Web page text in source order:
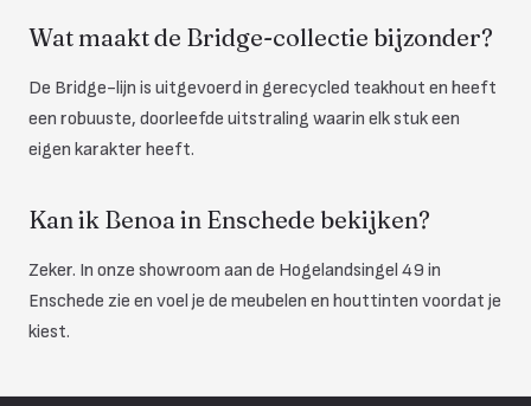
Wat maakt de Bridge-collectie bijzonder?
De Bridge-lijn is uitgevoerd in gerecycled teakhout en heeft
een robuuste, doorleefde uitstraling waarin elk stuk een
eigen karakter heeft.
Kan ik Benoa in Enschede bekijken?
Zeker. In onze showroom aan de Hogelandsingel 49 in
Enschede zie en voel je de meubelen en houttinten voordat je
kiest.